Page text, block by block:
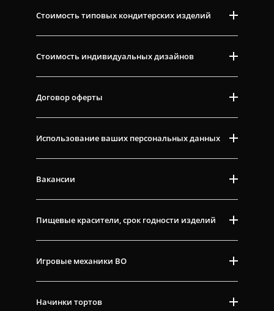
Стоимость типовых кондитерских изделий
Стоимость индивидуальных дизайнов
Договор оферты
Использование ваших персональных данных
Вакансии
Пищевые красители, срок годности изделий
Игровые механики ВО
Начинки тортов